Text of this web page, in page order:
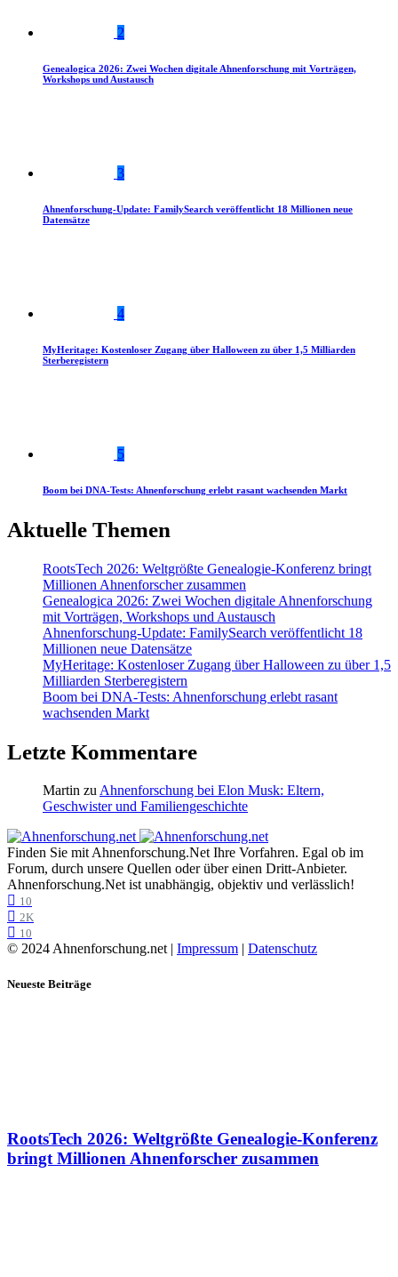
2
Genealogica 2026: Zwei Wochen digitale Ahnenforschung mit Vorträgen,
Workshops und Austausch
3
Ahnenforschung-Update: FamilySearch veröffentlicht 18 Millionen neue
Datensätze
4
MyHeritage: Kostenloser Zugang über Halloween zu über 1,5 Milliarden
Sterberegistern
5
Boom bei DNA-Tests: Ahnenforschung erlebt rasant wachsenden Markt
Aktuelle Themen
RootsTech 2026: Weltgrößte Genealogie-Konferenz bringt
Millionen Ahnenforscher zusammen
Genealogica 2026: Zwei Wochen digitale Ahnenforschung
mit Vorträgen, Workshops und Austausch
Ahnenforschung-Update: FamilySearch veröffentlicht 18
Millionen neue Datensätze
MyHeritage: Kostenloser Zugang über Halloween zu über 1,5
Milliarden Sterberegistern
Boom bei DNA-Tests: Ahnenforschung erlebt rasant
wachsenden Markt
Letzte Kommentare
Martin zuAhnenforschung bei Elon Musk: Eltern,
Geschwister und Familiengeschichte
Finden Sie mit Ahnenforschung.Net Ihre Vorfahren. Egal ob im
Forum, durch unsere Quellen oder über einen Dritt-Anbieter.
Ahnenforschung.Net ist unabhängig, objektiv und verlässlich!
10
2K
10
© 2024 Ahnenforschung.net | Impressum Datenschutz
Neueste Beiträge
RootsTech 2026: Weltgrößte Genealogie-Konferenz
bringt Millionen Ahnenforscher zusammen